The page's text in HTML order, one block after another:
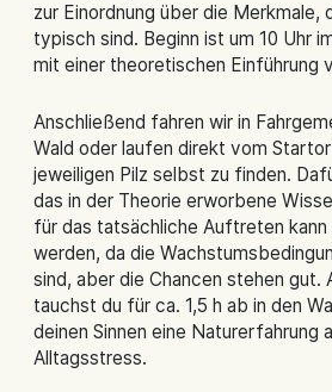
zur Einordnung über die Merkmale,
typisch sind. Beginn ist um 10 Uhr
mit einer theoretischen Einführung
Anschließend fahren wir in
Wald oder laufen direkt vom
jeweiligen Pilz selbst zu finden.
das in der Theorie erworbene
für das tatsächliche Auftreten
werden, da die
sind, aber die Chancen stehen gut.
tauchst du für ca. 1,5 h ab in den
deinen Sinnen eine Naturerfahrung
Alltagsstress.